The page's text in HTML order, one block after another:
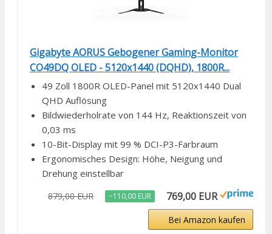
Gigabyte AORUS Gebogener Gaming-Monitor
CO49DQ OLED - 5120x1440 (DQHD), 1800R...
49 Zoll 1800R OLED-Panel mit 5120x1440 Dual
QHD Auflösung
Bildwiederholrate von 144 Hz, Reaktionszeit von
0,03 ms
10-Bit-Display mit 99 % DCI-P3-Farbraum
Ergonomisches Design: Höhe, Neigung und
Drehung einstellbar
879,00 EUR −110,00 EUR 769,00 EUR
Bei Amazon kaufen